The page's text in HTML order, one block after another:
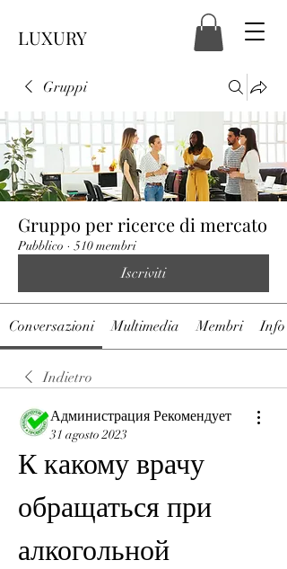
LUXURY
Gruppi
Gruppo per ricerce di mercato
Pubblico · 510 membri
Iscriviti
Conversazioni Multimedia Membri Info
Indietro
Администрация Рекомендует
31 agosto 2023
К какому врачу
обращаться при
алкогольной